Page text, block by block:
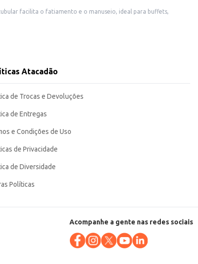
um bom rendimento, contribuindo para a otimização de custos e a satisfação dos seus clientes. Sua praticidade e qualidade a tornam uma escolha eficiente para o seu negócio.
Atacadão
de Trocas e Devoluções
de Entregas
e Condições de Uso
de Privacidade
de Diversidade
Políticas
Acompanhe a gente nas redes sociais